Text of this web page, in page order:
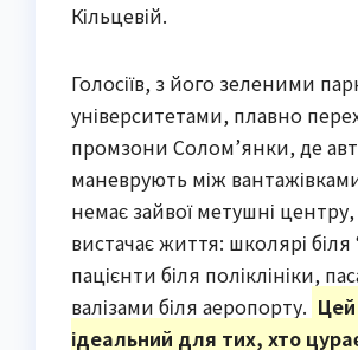
Кільцевій.
Голосіїв, з його зеленими
університетами, плавно
промзони Солом’янки, де
маневрують між
немає зайвої метушні
вистачає життя: школярі
пацієнти біля поліклініки,
валізами біля аеропорту.
ідеальний для тих, хто